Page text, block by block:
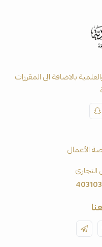
بالاضافة الى المقررات
الأعمال